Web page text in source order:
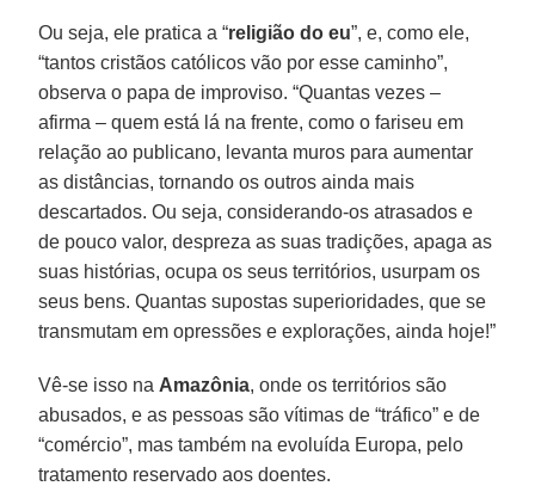
Ou seja, ele pratica a “religião do eu”, e, como ele,
“tantos cristãos católicos vão por esse caminho”,
observa o papa de improviso. “Quantas vezes –
afirma – quem está lá na frente, como o fariseu em
relação ao publicano, levanta muros para aumentar
as distâncias, tornando os outros ainda mais
descartados. Ou seja, considerando-os atrasados e
de pouco valor, despreza as suas tradições, apaga as
suas histórias, ocupa os seus territórios, usurpam os
seus bens. Quantas supostas superioridades, que se
transmutam em opressões e explorações, ainda hoje!”
Vê-se isso na Amazônia, onde os territórios são
abusados, e as pessoas são vítimas de “tráfico” e de
“comércio”, mas também na evoluída Europa, pelo
tratamento reservado aos doentes.